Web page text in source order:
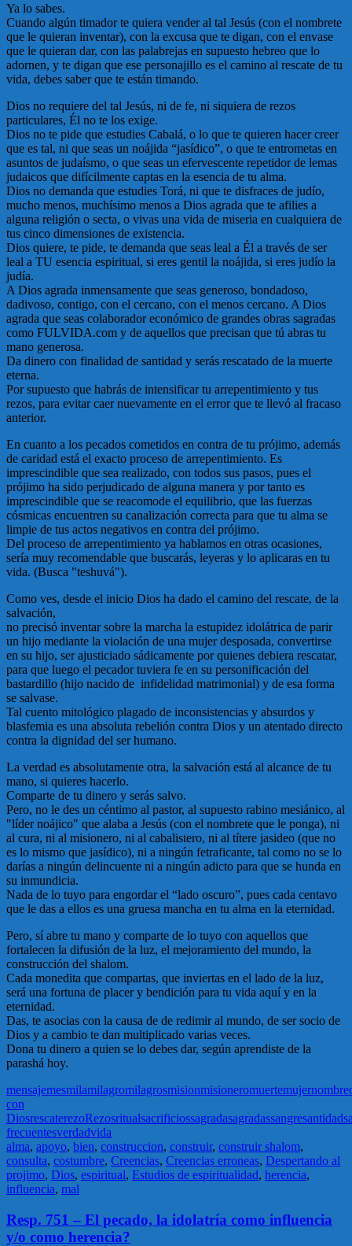
Ya lo sabes.
Cuando algún timador te quiera vender al tal Jesús (con el nombrete
que le quieran inventar), con la excusa que te digan, con el envase
que le quieran dar, con las palabrejas en supuesto hebreo que lo
adornen, y te digan que ese personajillo es el camino al rescate de tu
vida, debes saber que te están timando.
Dios no requiere del tal Jesús, ni de fe, ni siquiera de rezos
particulares, Él no te los exige.
Dios no te pide que estudies Cabalá, o lo que te quieren hacer creer
que es tal, ni que seas un noájida “jasídico”, o que te entrometas en
asuntos de judaísmo, o que seas un efervescente repetidor de lemas
judaicos que difícilmente captas en la esencia de tu alma.
Dios no demanda que estudies Torá, ni que te disfraces de judío,
mucho menos, muchísimo menos a Dios agrada que te afilies a
alguna religión o secta, o vivas una vida de miseria en cualquiera de
tus cinco dimensiones de existencia.
Dios quiere, te pide, te demanda que seas leal a Él a través de ser
leal a TU esencia espiritual, si eres gentil la noájida, si eres judío la
judía.
A Dios agrada inmensamente que seas generoso, bondadoso,
dadivoso, contigo, con el cercano, con el menos cercano. A Dios
agrada que seas colaborador económico de grandes obras sagradas
como FULVIDA.com y de aquellos que precisan que tú abras tu
mano generosa.
Da dinero con finalidad de santidad y serás rescatado de la muerte
eterna.
Por supuesto que habrás de intensificar tu arrepentimiento y tus
rezos, para evitar caer nuevamente en el error que te llevó al fracaso
anterior.
En cuanto a los pecados cometidos en contra de tu prójimo, además
de caridad está el exacto proceso de arrepentimiento. Es
imprescindible que sea realizado, con todos sus pasos, pues el
prójimo ha sido perjudicado de alguna manera y por tanto es
imprescindible que se reacomode el equilibrio, que las fuerzas
cósmicas encuentren su canalización correcta para que tu alma se
limpie de tus actos negativos en contra del prójimo.
Del proceso de arrepentimiento ya hablamos en otras ocasiones,
sería muy recomendable que buscarás, leyeras y lo aplicaras en tu
vida. (Busca "teshuvá").
Como ves, desde el inicio Dios ha dado el camino del rescate, de la
salvación,
no precisó inventar sobre la marcha la estupidez idolátrica de parir
un hijo mediante la violación de una mujer desposada, convertirse
en su hijo, ser ajusticiado sádicamente por quienes debiera rescatar,
para que luego el pecador tuviera fe en su personificación del
bastardillo (hijo nacido de infidelidad matrimonial) y de esa forma
se salvase.
Tal cuento mitológico plagado de inconsistencias y absurdos y
blasfemia es una absoluta rebelión contra Dios y un atentado directo
contra la dignidad del ser humano.
La verdad es absolutamente otra, la salvación está al alcance de tu
mano, si quieres hacerlo.
Comparte de tu dinero y serás salvo.
Pero, no le des un céntimo al pastor, al supuesto rabino mesiánico, al
"líder noájico" que alaba a Jesús (con el nombrete que le ponga), ni
al cura, ni al misionero, ni al cabalistero, ni al títere jasideo (que no
es lo mismo que jasídico), ni a ningún fetraficante, tal como no se lo
darías a ningún delincuente ni a ningún adicto para que se hunda en
su inmundicia.
Nada de lo tuyo para engordar el “lado oscuro”, pues cada centavo
que le das a ellos es una gruesa mancha en tu alma en la eternidad.
Pero, sí abre tu mano y comparte de lo tuyo con aquellos que
fortalecen la difusión de la luz, el mejoramiento del mundo, la
construcción del shalom.
Cada monedita que compartas, que inviertas en el lado de la luz,
será una fortuna de placer y bendición para tu vida aquí y en la
eternidad.
Das, te asocias con la causa de de redimir al mundo, de ser socio de
Dios y a cambio te dan multiplicado varias veces.
Dona tu dinero a quien se lo debes dar, según aprendiste de la
parashá hoy.
mensajemesmilamilagromilagrosmisionmisioneromuertemujernombre
con
DiosrescaterezoRezosritualsacrificiossagradasagradassangresantidad
frecuentesverdadvida
alma, apoyo, bien, construccion, construir, construir shalom,
consulta, costumbre, Creencias, Creencias erroneas, Despertando al
projimo, Dios, espiritual, Estudios de espiritualidad, herencia,
influencia, mal
Resp. 751 – El pecado, la idolatría como influencia
y/o como herencia?